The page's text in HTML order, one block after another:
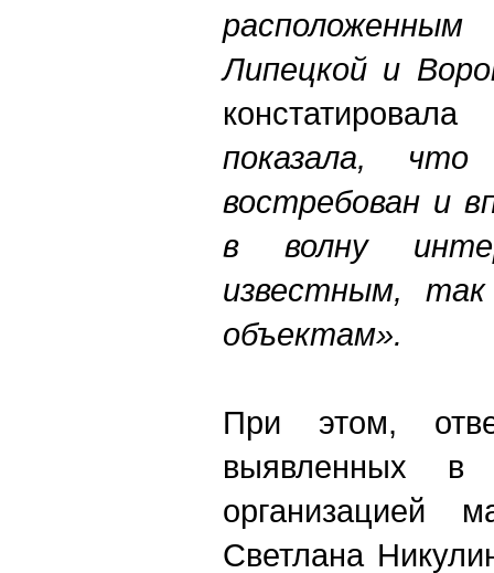
Липецкой и
показала,
востребован и
в волну
известным,
объектам».
При этом,
выявленных
организацией
Светлана